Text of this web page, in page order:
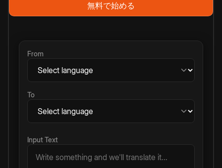
無料で始める
From
To
Input Text